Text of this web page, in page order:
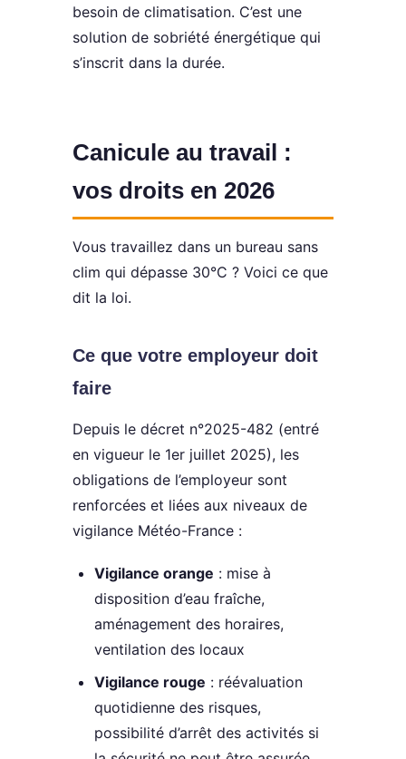
besoin de climatisation. C’est une
solution de sobriété énergétique qui
s’inscrit dans la durée.
Canicule au travail :
vos droits en 2026
Vous travaillez dans un bureau sans
clim qui dépasse 30°C ? Voici ce que
dit la loi.
Ce que votre employeur doit
faire
Depuis le décret n°2025-482 (entré
en vigueur le 1er juillet 2025), les
obligations de l’employeur sont
renforcées et liées aux niveaux de
vigilance Météo-France :
Vigilance orange : mise à
disposition d’eau fraîche,
aménagement des horaires,
ventilation des locaux
Vigilance rouge : réévaluation
quotidienne des risques,
possibilité d’arrêt des activités si